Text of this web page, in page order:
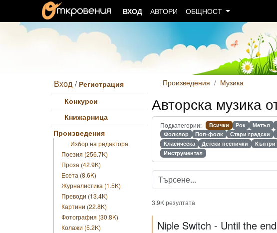
ВХОД АВТОРИ ОБЩНОСТ
Вход / Регистрация
Конкурси
Книжарница
Произведения
Избор на редактора
Поезия (256.7K)
Проза (42.9K)
Есета (8.6K)
Журналистика (1.5K)
Преводи (13.4K)
Картини (22.8K)
Фотография (30.8K)
Колажи (5.2K)
Произведения Музика
Авторска музика
Подкатегории: Всички Рок Метъл
Фолклор
Поп-фолк Стари градски
Класическа
Детски песнички Кънтри
Инструментал
3.9K резултата
Niple Switch - Until the